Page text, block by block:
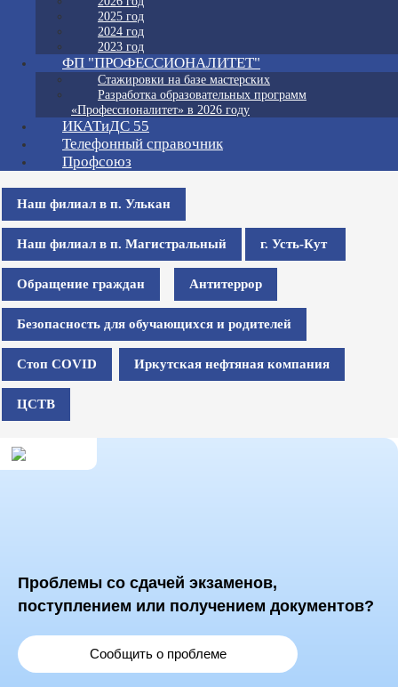
2025 год
2024 год
2023 год
ФП "ПРОФЕССИОНАЛИТЕТ"
Стажировки на базе мастерских
Разработка образовательных программ
«Профессионалитет» в 2026 году
ИКАТиДС 55
Телефонный справочник
Профсоюз
Наш филиал в п. Улькан
Наш филиал в п. Магистральный г. Усть-Кут
Обращение граждан Антитеррор
Безопасность для обучающихся и родителей
Стоп COVID Иркутская нефтяная компания
ЦСТВ
Проблемы со сдачей экзаменов,
поступлением или получением документов?
Сообщить о проблеме